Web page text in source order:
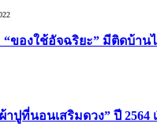
“ของใช้อัจฉริยะ” มีติดบ้าน
าปูที่นอนเสริมดวง” ปี 2564